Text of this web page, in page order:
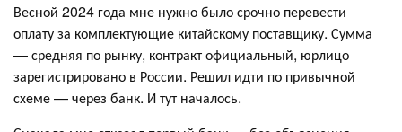
Весной 2024 года мне нужно было срочно перевести
оплату за комплектующие китайскому поставщику. Сумма
— средняя по рынку, контракт официальный, юрлицо
зарегистрировано в России. Решил идти по привычной
схеме — через банк. И тут началось.